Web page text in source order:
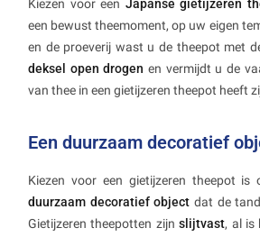
Kiezen voor een Japanse gietijzeren
een bewust theemoment, op uw eigen
en de proeverij wast u de theepot met
deksel open drogen en vermijdt u de
van thee in een gietijzeren theepot heeft
Een duurzaam decoratief
Kiezen voor een gietijzeren theepot is
duurzaam decoratief object dat de
Gietijzeren theepotten zijnslijtvast, al is